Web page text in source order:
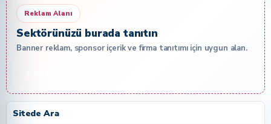
Reklam Alanı
Sektörünüzü burada tanıtın
Banner reklam, sponsor içerik ve firma tanıtımı için uygun alan.
Sitede Ara